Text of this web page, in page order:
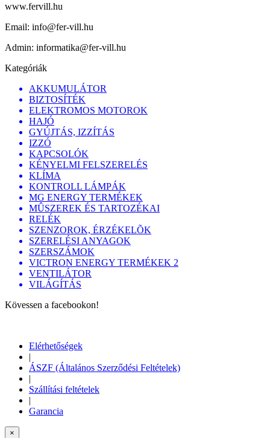
www.fervill.hu
Email: info@fer-vill.hu
Admin: informatika@fer-vill.hu
Kategóriák
AKKUMULÁTOR
BIZTOSÍTÉK
ELEKTROMOS MOTOROK
HAJÓ
GYÚJTÁS, IZZÍTÁS
IZZÓ
KAPCSOLÓK
KÉNYELMI FELSZERELÉS
KLÍMA
KONTROLL LÁMPÁK
MG ENERGY TERMÉKEK
MÛSZEREK ÉS TARTOZÉKAI
RELÉK
SZENZOROK, ÉRZÉKELÕK
SZERELÉSI ANYAGOK
SZERSZÁMOK
VICTRON ENERGY TERMÉKEK 2
VENTILÁTOR
VILÁGÍTÁS
Kövessen a facebookon!
Elérhetőségek
|
ÁSZF (Általános Szerződési Feltételek)
|
Szállítási feltételek
|
Garancia
×